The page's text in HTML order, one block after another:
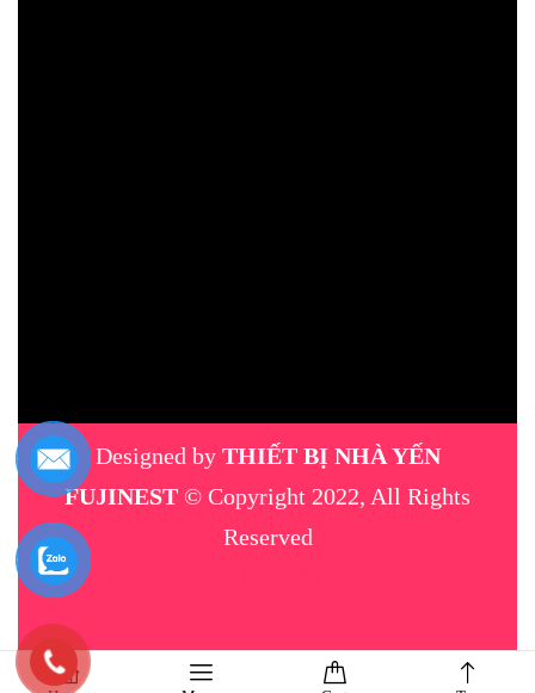
Designed by THIẾT BỊ NHÀ YẾN
FUJINEST © Copyright 2022, All Rights
Reserved
máy phun sương